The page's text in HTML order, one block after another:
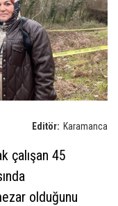
Editör: Karamanca
çalışan 45
olduğunu